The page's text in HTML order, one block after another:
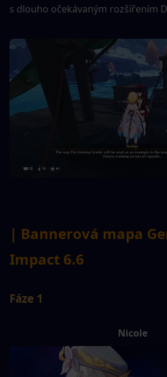
s dlouho očekávaným rozšířením
| Bannerová mapa
Impact 6.6
Fáze 1
Nicole